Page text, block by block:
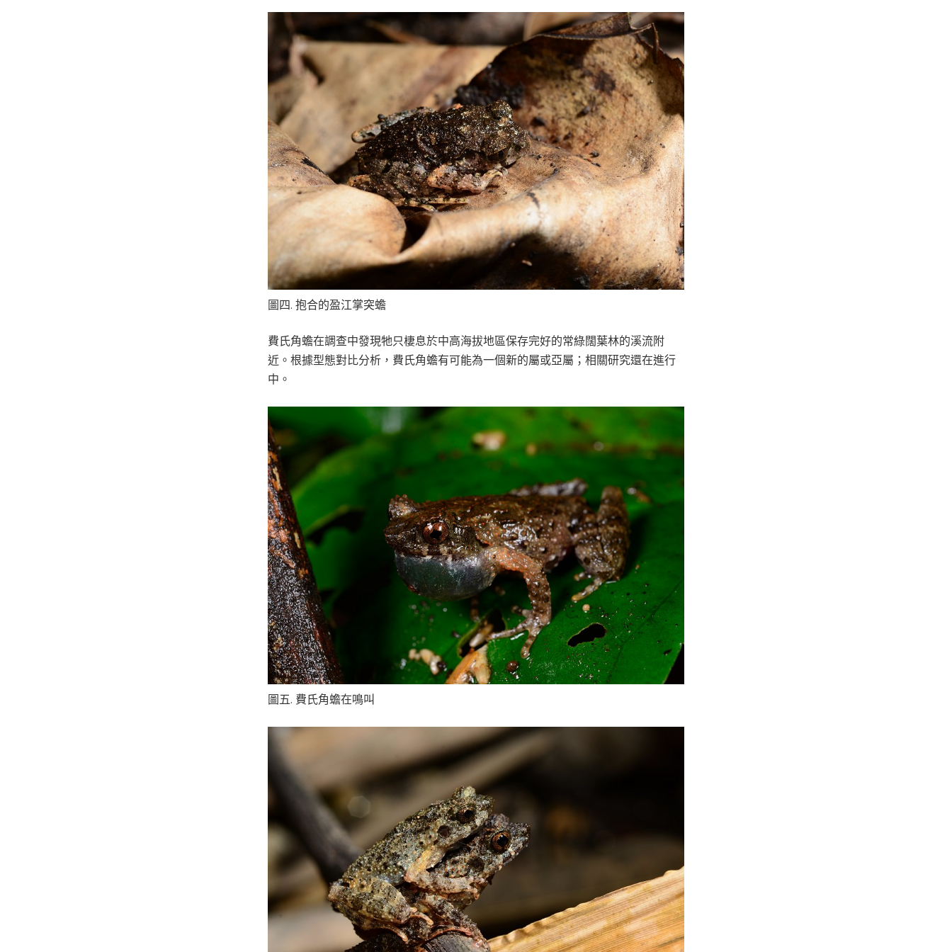
圖四. 抱合的盈江掌突蟾
費氏角蟾在調查中發現牠只棲息於中高海拔地區保存完好的常綠闊葉林的溪流附
近。根據型態對比分析，費氏角蟾有可能為一個新的屬或亞屬；相關研究還在進行
中。
圖五. 費氏角蟾在鳴叫